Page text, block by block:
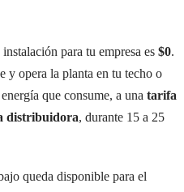
para tu empresa es $0.
y opera la planta en tu techo o
que consume, a una tarifa
distribuidora, durante 15 a 25
queda disponible para el